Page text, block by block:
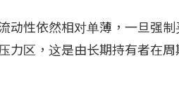
动性依然相对单薄，一旦强
力区，这是由长期持有者在